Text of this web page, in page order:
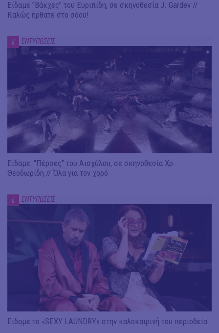
Είδαμε "Βάκχες" του Ευριπίδη, σε σκηνοθεσία J. Gardev //
Καλώς ήρθατε στο σόου!
# ΕΝΤΥΠΩΣΕΙΣ
Είδαμε: "Πέρσες" του Αισχύλου, σε σκηνοθεσία Χρ.
Θεοδωρίδη // Όλα για τον χορό
# ΕΝΤΥΠΩΣΕΙΣ
Είδαμε το «SEXY LAUNDRY» στην καλοκαιρινή του περιοδεία